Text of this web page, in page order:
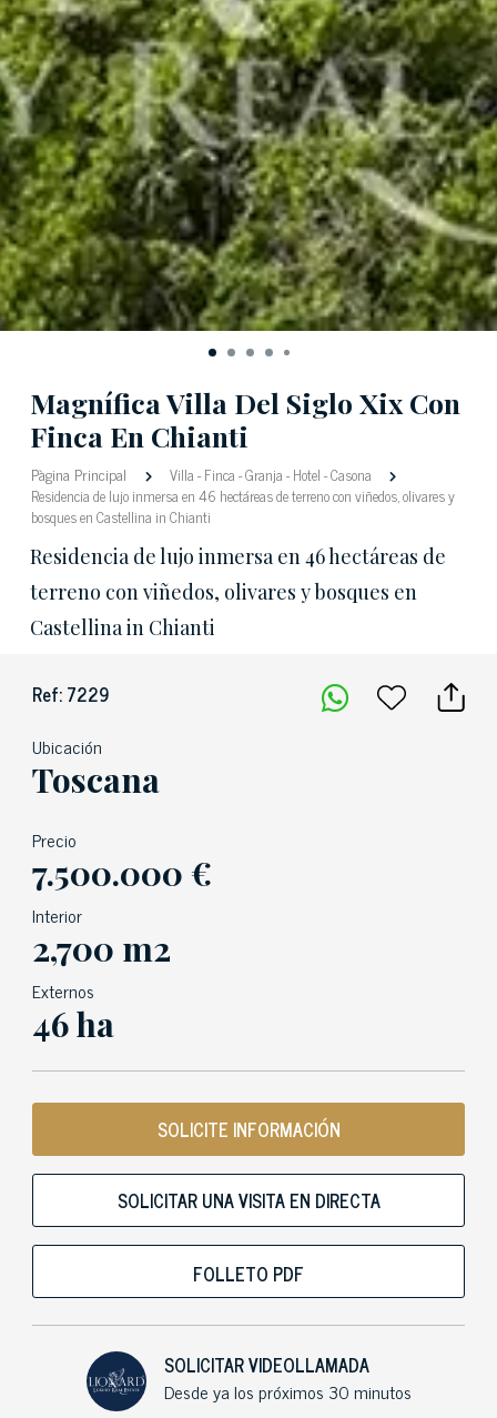
Magnífica Villa Del Siglo Xix Con
Finca En Chianti
Pàgina Principal Villa-Finca-Granja-Hotel-Casona
Residencia de lujo inmersa en 46 hectáreas de terreno con viñedos, olivares y
bosques en Castellina in Chianti
Residencia de lujo inmersa en 46 hectáreas de
terreno con viñedos, olivares y bosques en
Castellina in Chianti
Ref: 7229
Ubicación
Toscana
Precio
7.500.000 €
Interior
2,700 m2
Externos
46 ha
SOLICITE INFORMACIÓN
SOLICITAR UNA VISITA EN DIRECTA
FOLLETO PDF
SOLICITAR VIDEOLLAMADA
Desde ya los próximos 30 minutos